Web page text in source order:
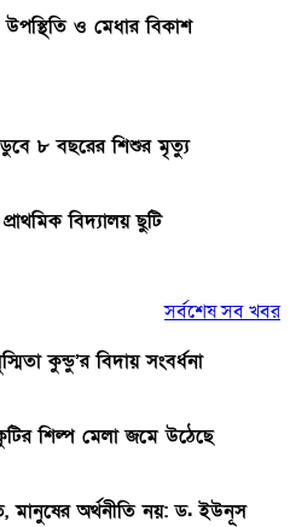
উপস্থিতি ও মেধার বিকাশ
৮ বছরের শিশুর মৃত্যু
বিদ্যালয় ছুটি
সর্বশেষ সব খবর
কুন্ডু’র বিদায় সংবর্ধনা
শিল্প মেলা জমে উঠেছে
মানুষের অর্থনীতি নয়: ড. ইউনূস